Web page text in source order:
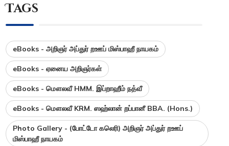
Tags
eBooks - அறிஞர் அப்துர் றஊப் மிஸ்பாஹீ நாயகம்
eBooks - ஏனைய அறிஞர்கள்
eBooks - மௌலவீ HMM. இப்றாஹீம் நத்வீ
eBooks - மௌலவீ KRM. ஸஹ்லான் றப்பானீ BBA. (Hons.)
Photo Gallery - (போட்டோ கலெரி) அறிஞர் அப்துர் றஊப்
மிஸ்பாஹீ நாயகம்